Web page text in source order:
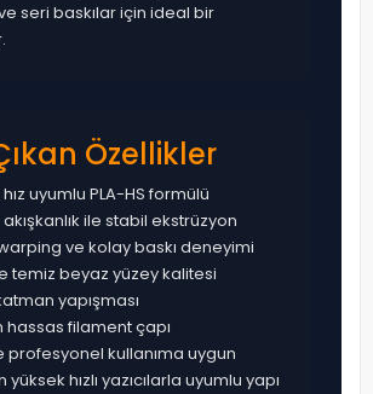
seri baskılar için ideal bir
Özellikler
uyumlu PLA-HS formülü
ile stabil ekstrüzyon
ve kolay baskı deneyimi
temiz beyaz yüzey kalitesi
yapışması
hassas filament çapı
profesyonel kullanıma uygun
hızlı yazıcılarla uyumlu yapı